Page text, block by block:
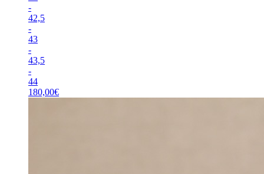
-
42,5
-
43
-
43,5
-
44
180,00€